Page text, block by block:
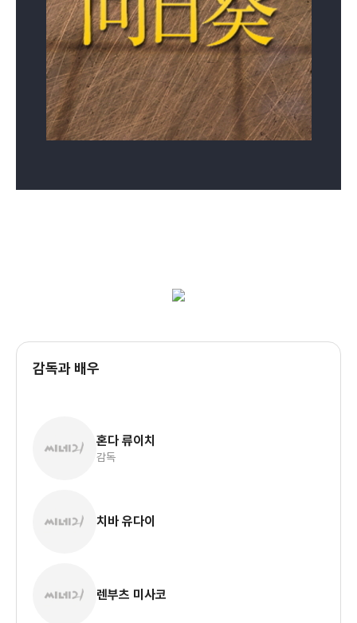
감독과 배우
혼다 류이치
감독
치바 유다이
렌부츠 미사코